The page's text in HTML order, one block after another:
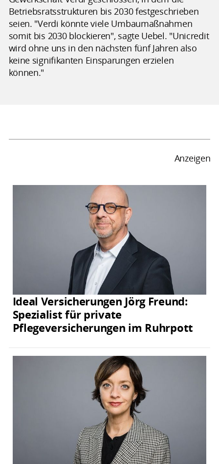
Betriebsratsstrukturen bis 2030 festgeschrieben
seien. "Verdi könnte viele Umbaumaßnahmen
somit bis 2030 blockieren", sagte Uebel. "Unicredit
wird ohne uns in den nächsten fünf Jahren also
keine signifikanten Einsparungen erzielen
können."
Anzeigen
Ideal Versicherungen Jörg Freund:
Spezialist für private
Pflegeversicherungen im Ruhrpott